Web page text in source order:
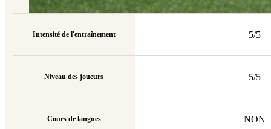
Intensité de l'entraînement
Niveau des joueurs
Cours de langues
5/5
5/5
NON